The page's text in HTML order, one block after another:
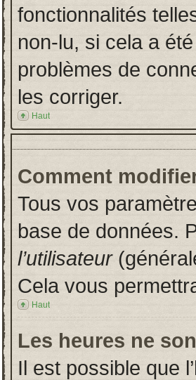
fonctionnalités
non-lu, si cela a
problèmes de
les corriger.
Haut
Comment
Tous vos
base de données.
l’utilisateur
Cela vous
Haut
Les heures ne
Il est possible que